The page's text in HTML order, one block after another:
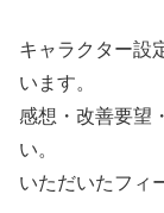
キャラクター設
います。
感想・改善要望
い。
いただいたフィ